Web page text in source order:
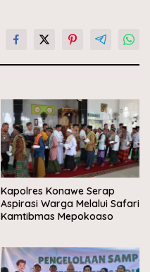
Kapolres Konawe Serap
Aspirasi Warga Melalui Safari
Kamtibmas Mepokoaso